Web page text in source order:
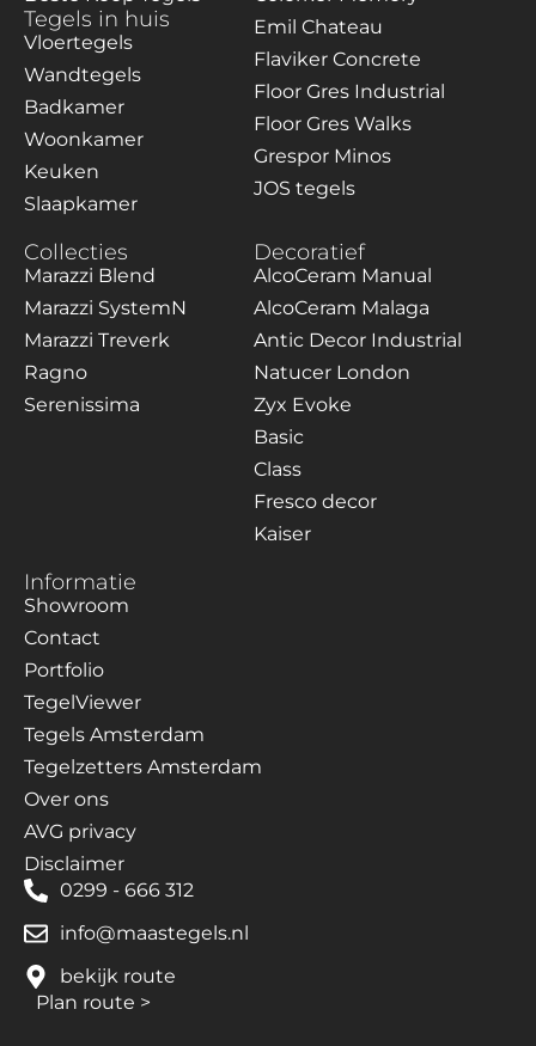
Tegels in huis
Vloertegels
Wandtegels
Badkamer
Woonkamer
Keuken
Slaapkamer
Emil Chateau
Flaviker Concrete
Floor Gres Industrial
Floor Gres Walks
Grespor Minos
JOS tegels
Collecties
Marazzi Blend
Marazzi SystemN
Marazzi Treverk
Ragno
Serenissima
Decoratief
AlcoCeram Manual
AlcoCeram Malaga
Antic Decor Industrial
Natucer London
Zyx Evoke
Basic
Class
Fresco decor
Kaiser
Informatie
Showroom
Contact
Portfolio
TegelViewer
Tegels Amsterdam
Tegelzetters Amsterdam
Over ons
AVG privacy
Disclaimer
0299 - 666 312
info@maastegels.nl
bekijk route
Plan route >